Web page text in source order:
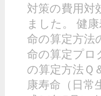
対策の費用
ました。 健
命の算定方法
命の算定プロ
の算定方法Ｑ
康寿命（日常